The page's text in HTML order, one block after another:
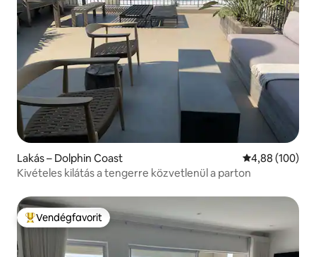
Lakás – Dolphin Coast Átlagos
4,88 (100)
Kivételes kilátás a tengerre közvetlenül a parton
Kiemelt vendégfavorit
Vendégfavorit